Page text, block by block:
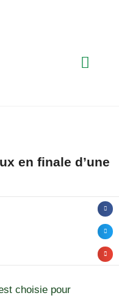
en finale d’une
choisie pour